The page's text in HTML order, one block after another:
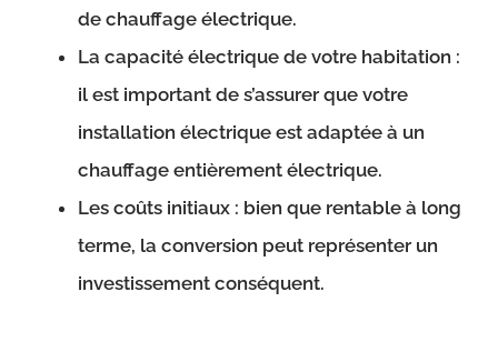
de chauffage électrique.
La capacité électrique de votre habitation :
il est important de s’assurer que votre
installation électrique est adaptée à un
chauffage entièrement électrique.
Les coûts initiaux : bien que rentable à long
terme, la conversion peut représenter un
investissement conséquent.